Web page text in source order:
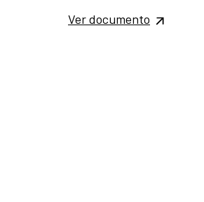
Ver documento